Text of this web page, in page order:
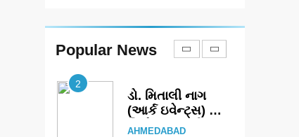
Popular News
કાર્યબળને તૈયાર
કરતાં: ટીમલીઝ
સ્કિલ્સ
સ્નાતકોને ડિગ્રી
એનાયત કરી
EDUCATION
2
ડો. મિતાલી નાગ
(આર્ક ઇવેન્ટ્સ) દ્વારા
કિશોર કુમારની
AHMEDABAD